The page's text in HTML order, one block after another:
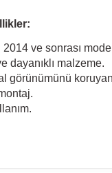
ve sonrası
dayanıklı malzeme.
görünümünü